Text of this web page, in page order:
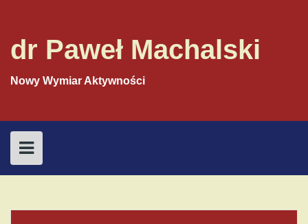
dr Paweł Machalski
Nowy Wymiar Aktywności